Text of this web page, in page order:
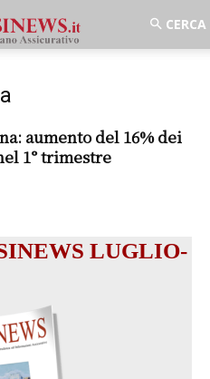
aumento del 16% dei
1° trimestre
LUGLIO-